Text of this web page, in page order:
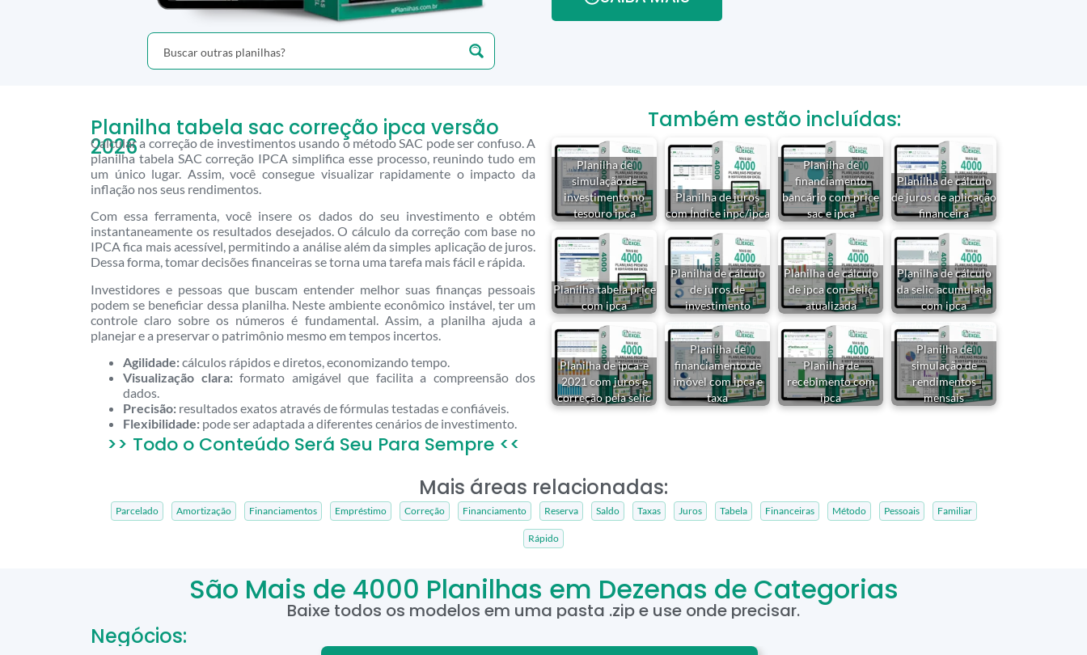
Planilha tabela sac correção ipca versão
2026
Calcular a correção de investimentos usando o método SAC pode ser confuso. A
planilha tabela SAC correção IPCA simplifica esse processo, reunindo tudo em
um único lugar. Assim, você consegue visualizar rapidamente o impacto da
inflação nos seus rendimentos.
Com essa ferramenta, você insere os dados do seu investimento e obtém
instantaneamente os resultados desejados. O cálculo da correção com base no
IPCA fica mais acessível, permitindo a análise além da simples aplicação de juros.
Dessa forma, tomar decisões financeiras se torna uma tarefa mais fácil e rápida.
Investidores e pessoas que buscam entender melhor suas finanças pessoais
podem se beneficiar dessa planilha. Neste ambiente econômico instável, ter um
controle claro sobre os números é fundamental. Assim, a planilha ajuda a
planejar e a preservar o patrimônio mesmo em tempos incertos.
Agilidade:cálculos rápidos e diretos, economizando tempo.
Visualização clara:formato amigável que facilita a compreensão dos
dados.
Precisão: resultados exatos através de fórmulas testadas e confiáveis.
Flexibilidade: pode ser adaptada a diferentes cenários de investimento.
>> Todo o Conteúdo Será Seu Para Sempre <<
Também estão incluídas:
Planilha de
simulação de
investimento no
tesouro ipca
Planilha de juros
com Índice inpc/ipca
Planilha de
financiamento
bancário com price
sac e ipca
Planilha de cálculo
de juros de aplicação
financeira
Planilha tabela price
com ipca
Planilha de cálculo
de juros de
investimento
Planilha de cálculo
de ipca com selic
atualizada
Planilha de cálculo
da selic acumulada
com ipca
Planilha de ipca-e
2021 com juros e
correção pela selic
Planilha de
financiamento de
imóvel com ipca e
taxa
Planilha de
recebimento com
ipca
Planilha de
simulação de
rendimentos
mensais
Mais áreas relacionadas:
Parcelado Amortização Financiamentos Empréstimo Correção Financiamento Reserva Saldo Taxas Juros Tabela Financeiras Método Pessoais Familiar
Rápido
São Mais de 4000 Planilhas em Dezenas de Categorias
Baixe todos os modelos em uma pasta .zip e use onde precisar.
Negócios: